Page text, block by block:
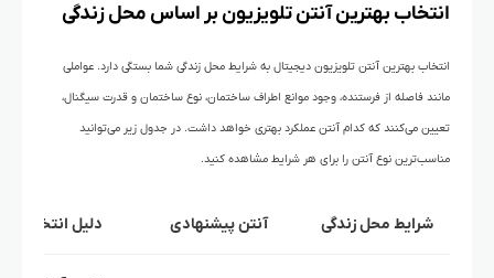
انتخاب بهترین آنتن تلویزیون بر اساس محل زندگی
انتخاب بهترین آنتن تلویزیون دیجیتال به شرایط محل زندگی شما بستگی دارد. عواملی
مانند فاصله از فرستنده، وجود موانع اطراف ساختمان، نوع ساختمان و قدرت سیگنال،
تعیین می‌کنند که کدام آنتن عملکرد بهتری خواهد داشت. در جدول زیر می‌توانید
مناسب‌ترین نوع آنتن را برای هر شرایط مشاهده کنید.
شرایط محل زندگی آنتن پیشنهادی دلیل انتخاب